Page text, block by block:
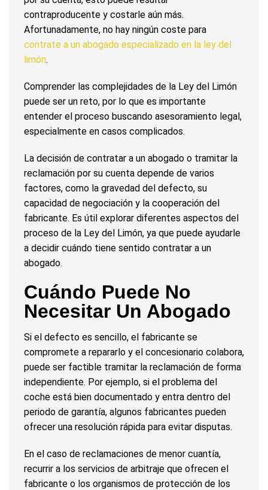
contraproducente y costarle aún más.
Afortunadamente, no hay ningún coste para
contrate a un abogado especializado en la ley del
limón.
Comprender las complejidades de la Ley del Limón
puede ser un reto, por lo que es importante
entender el proceso buscando asesoramiento legal,
especialmente en casos complicados.
La decisión de contratar a un abogado o tramitar la
reclamación por su cuenta depende de varios
factores, como la gravedad del defecto, su
capacidad de negociación y la cooperación del
fabricante. Es útil explorar diferentes aspectos del
proceso de la Ley del Limón, ya que puede ayudarle
a decidir cuándo tiene sentido contratar a un
abogado.
Cuándo Puede No
Necesitar Un Abogado
Si el defecto es sencillo, el fabricante se
compromete a repararlo y el concesionario colabora,
puede ser factible tramitar la reclamación de forma
independiente. Por ejemplo, si el problema del
coche está bien documentado y entra dentro del
periodo de garantía, algunos fabricantes pueden
ofrecer una resolución rápida para evitar disputas.
En el caso de reclamaciones de menor cuantía,
recurrir a los servicios de arbitraje que ofrecen el
fabricante o los organismos de protección de los